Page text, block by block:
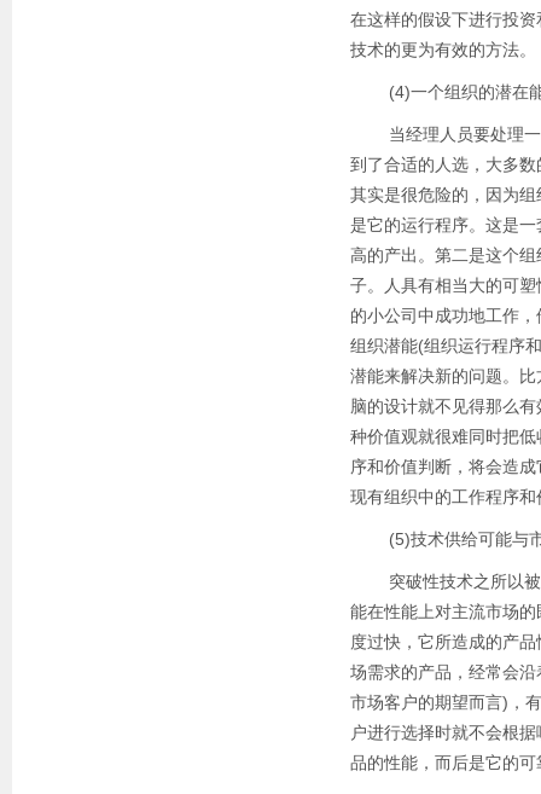
在这样的假设下进行投
技术的更为有效的方法。
(4)一个组织的潜在能
当经理人员要处理一
到了合适的人选，大多
其实是很危险的，因为
是它的运行程序。这是
高的产出。第二是这个
子。人具有相当大的可
的小公司中成功地工作
组织潜能(组织运行程序
潜能来解决新的问题。
脑的设计就不见得那么
种价值观就很难同时把
序和价值判断，将会造
现有组织中的工作程序
(5)技术供给可能与市
突破性技术之所以被
能在性能上对主流市场
度过快，它所造成的产
场需求的产品，经常会
市场客户的期望而言)，
户进行选择时就不会根
品的性能，而后是它的